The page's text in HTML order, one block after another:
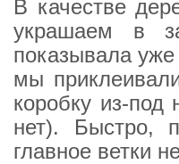
В качестве
украшаем в
показывала уже
мы
коробку из-под
нет). Быстро,
главное ветки